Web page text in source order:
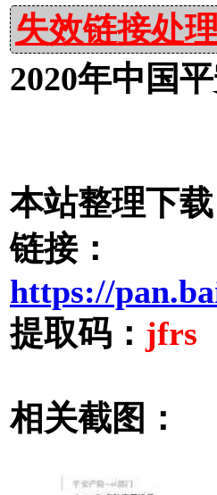
失效链接处理
2020年中国
本站整理下载
链接：
https://
提取码： jfrs
相关截图：